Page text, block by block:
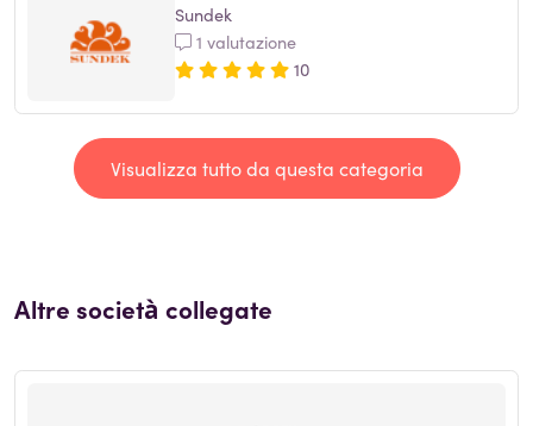
Sundek
1 valutazione
10
Visualizza tutto da questa categoria
Altre società collegate